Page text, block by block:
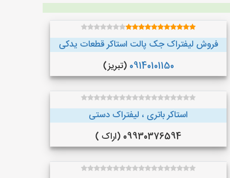
فروش لیفتراک جک پالت استاکر قطعات یدکی
09140101150 (تبریز)
استاکر باتری ، لیفتراک دستی
09930376594 (اراک )